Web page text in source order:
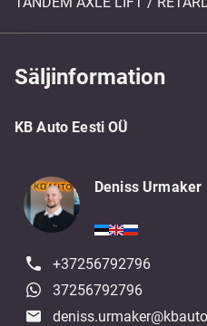
Säljinformation
KB Auto Eesti OÜ
Deniss Urmaker
+37256792796
37256792796